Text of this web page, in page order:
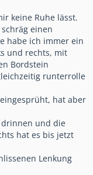
keine Ruhe lässt.
einen
habe ich immer ein
und rechts, mit
Bordstein
runterrolle
hat aber
drinnen und die
hat es bis jetzt
Lenkung